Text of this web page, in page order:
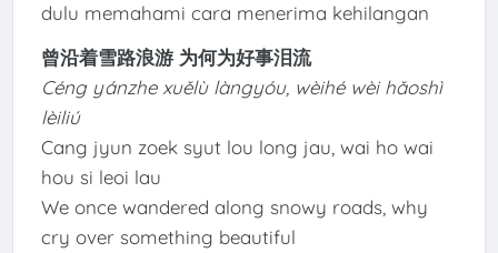
dulu memahami cara menerima kehilangan
曾沿着雪路浪游 为何为好事泪流
Céng yánzhe xuělù làngyóu, wèihé wèi hǎoshì
lèiliú
Cang jyun zoek syut lou long jau, wai ho wai
hou si leoi lau
We once wandered along snowy roads, why
cry over something beautiful